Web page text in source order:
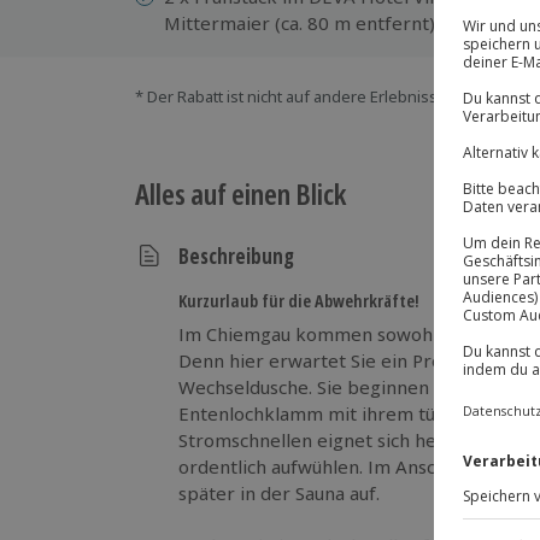
Mittermaier (ca. 80 m entfernt)
* Der Rabatt ist nicht auf andere Erlebnisse bei der
Alles auf einen Blick
Beschreibung
Kurzurlaub für die Abwehrkräfte!
Im Chiemgau kommen sowohl Warm- als
Denn hier erwartet Sie ein Programm so
Wechseldusche. Sie beginnen mit einer
Entenlochklamm mit ihrem
Stromschnellen eignet sich hervorragend
ordentlich aufwühlen. Im Anschluss
später in der Sauna auf.